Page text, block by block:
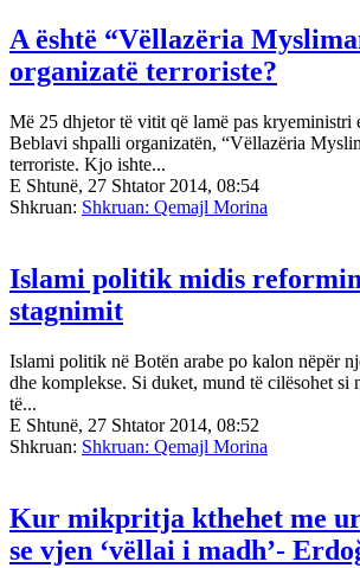
A është “Vëllazëria
organizatë terroriste?
Më 25 dhjetor të vitit që lamë pas kryeministri
Beblavi shpalli organizatën, “Vëllazëria
terroriste. Kjo ishte...
E Shtunë, 27 Shtator 2014, 08:54
Shkruan: Shkruan: Qemajl Morina
Islami politik midis
stagnimit
Islami politik në Botën arabe po kalon nëpër
dhe komplekse. Si duket, mund të cilësohet si
të...
E Shtunë, 27 Shtator 2014, 08:52
Shkruan: Shkruan: Qemajl Morina
Kur mikpritja kthehet me
se vjen ‘vëllai i madh’-